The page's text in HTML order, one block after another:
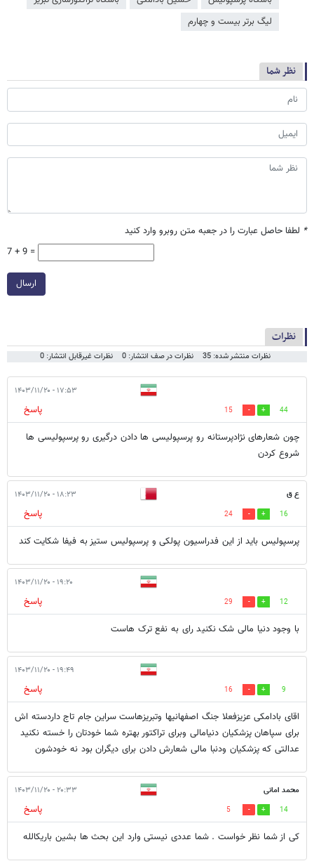
لیگ برتر بیست و چهارم
نظر شما
* لطفا حاصل عبارت را در جعبه متن روبرو وارد کنید
7 + 9 =
ارسال
نظرات
نظرات منتشر شده: 35 نظرات در صف انتشار: 0 نظرات غیرقابل انتشار: 0
۱۷:۵۳ - ۱۴۰۳/۱۱/۲۰
44
15
پاسخ
چون شعارهای نژادپرستانه رو پرسپولیسی ها دادن درگیری رو پرسپولیسی ها
شروع کردن
ع ق ۱۸:۲۳ - ۱۴۰۳/۱۱/۲۰
16
24
پاسخ
پرسپولیس باید از این فدراسیون پولکی و پرسپولیس ستیز به فیفا شکایت کند
۱۹:۲۰ - ۱۴۰۳/۱۱/۲۰
12
29
پاسخ
با وجود دنیا مالی شک نکنید رای به نفع ترک هاست
۱۹:۴۹ - ۱۴۰۳/۱۱/۲۰
9
16
پاسخ
اقای بادامکی عزیزفعلا جنگ اصفهانیها وتبریزهاست سراین جام تاج داردسته اش
برای سپاهان پزشکیان دنیامالی وبرای تراکتور بهتره شما خودتان را خسته نکنید
عدالتی که پزشکیان ودنبا مالی شعارش دادن برای دیگران بود نه خودشون
محمد امانی ۲۰:۳۳ - ۱۴۰۳/۱۱/۲۰
14
5
پاسخ
کی از شما نظر خواست . شما عددی نیستی وارد این بحث ها بشین باریکالله